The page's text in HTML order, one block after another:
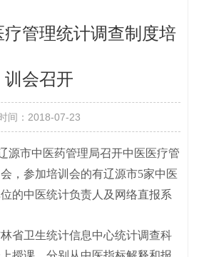
管理统计调查制度培
训会召开
间：2018-07-23
源市中医药管理局召开中医医疗管
，参加培训会的有辽源市5家中医
的中医统计负责人及网络直报系
卫生统计信息中心统计调查科